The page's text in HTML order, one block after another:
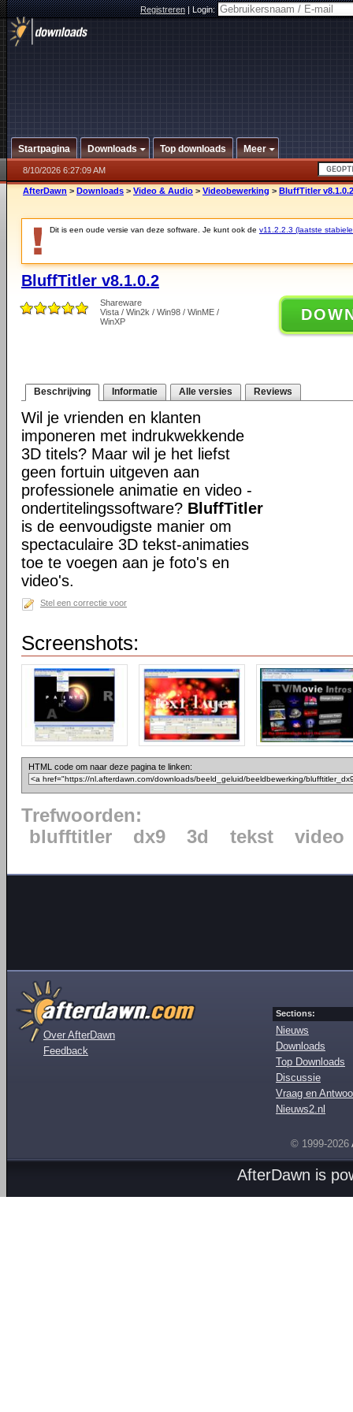
Registreren|Login:
Startpagina Downloads Top downloads Meer
8/10/2026 6:27:09 AM
AfterDawn > Downloads > Video & Audio > Videobewerking > BluffTitler v8.1.0.2
Dit is een oude versie van deze software. Je kunt ook de v11.2.2.3 (laatste
BluffTitler v8.1.0.2
Shareware
Vista / Win2k / Win98 / WinME /
WinXP
Beschrijving Informatie Alle versies Reviews
Wil je vrienden en klanten
imponeren met indrukwekkende
3D titels? Maar wil je het liefst
geen fortuin uitgeven aan
professionele animatie en video -
ondertitelingssoftware? BluffTitler
is de eenvoudigste manier om
spectaculaire 3D tekst-animaties
toe te voegen aan je foto's en
video's.
Stel een correctie voor
Screenshots:
HTML code om naar deze pagina te linken:
Trefwoorden:
blufftitler
dx9 3d tekst video
Over AfterDawn
Feedback
Sections:
Nieuws
Downloads
Top Downloads
Discussie
Vraag en
Nieuws2.nl
© 1999-2026
AfterDawn is